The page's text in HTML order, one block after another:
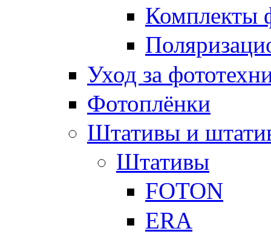
Комплекты
Уход за
Фотоплёнки
Штативы и
Штативы
FOTON
ERA